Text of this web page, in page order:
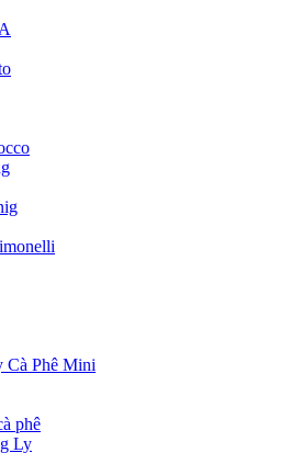
Cà Phê Mini
phê
Ly